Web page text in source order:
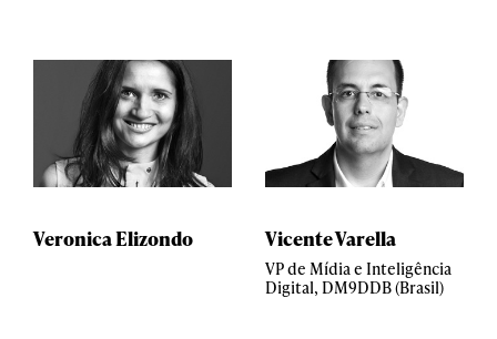
Veronica Elizondo Vicente Varella
VP de Mídia e Inteligência
Digital, DM9DDB (Brasil)